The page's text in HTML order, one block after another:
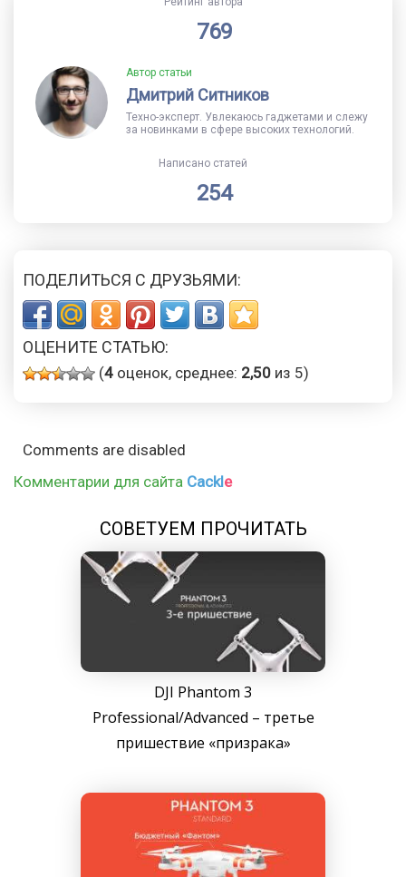
769
Автор статьи
Дмитрий Ситников
Техно-эксперт. Увлекаюсь гаджетами и слежу
за новинками в сфере высоких технологий.
Написано статей
254
ПОДЕЛИТЬСЯ С ДРУЗЬЯМИ:
ОЦЕНИТЕ СТАТЬЮ:
(4 оценок, среднее: 2,50 из 5)
Comments are disabled
Комментарии для сайта Cackle
СОВЕТУЕМ ПРОЧИТАТЬ
DJI Phantom 3
Professional/Advanced – третье
пришествие «призрака»